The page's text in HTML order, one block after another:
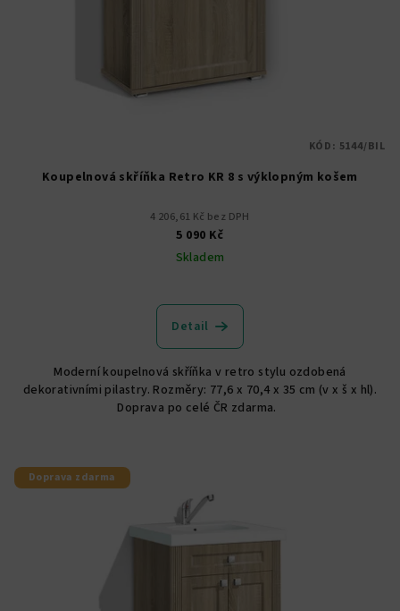
Koupelnová skříňka Retro KR 8 s výklopným košem
4 206,61 Kč bez DPH
5 090 Kč
Skladem
Detail
Moderní koupelnová skříňka v retro stylu ozdobená
dekorativními pilastry. Rozměry: 77,6 x 70,4 x 35 cm (v x š x hl).
Doprava po celé ČR zdarma.
KÓD: 5144/BIL
Doprava zdarma